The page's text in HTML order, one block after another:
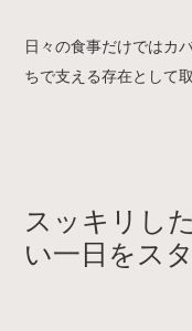
日々の食事だけではカ
ちで支える存在として
スッキリし
い一日をス